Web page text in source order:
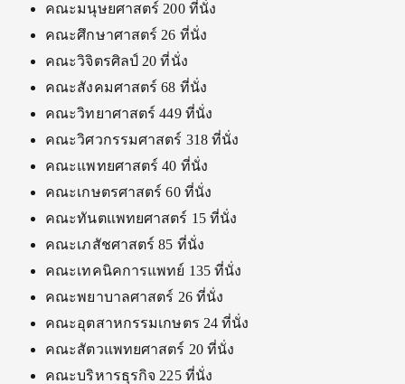
คณะมนุษยศาสตร์ 200 ที่นั่ง
คณะศึกษาศาสตร์ 26 ที่นั่ง
คณะวิจิตรศิลป์ 20 ที่นั่ง
คณะสังคมศาสตร์ 68 ที่นั่ง
คณะวิทยาศาสตร์ 449 ที่นั่ง
คณะวิศวกรรมศาสตร์ 318 ที่นั่ง
คณะแพทยศาสตร์ 40 ที่นั่ง
คณะเกษตรศาสตร์ 60 ที่นั่ง
คณะทันตแพทยศาสตร์ 15 ที่นั่ง
คณะเภสัชศาสตร์ 85 ที่นั่ง
คณะเทคนิคการแพทย์ 135 ที่นั่ง
คณะพยาบาลศาสตร์ 26 ที่นั่ง
คณะอุตสาหกรรมเกษตร 24 ที่นั่ง
คณะสัตวแพทยศาสตร์ 20 ที่นั่ง
คณะบริหารธุรกิจ 225 ที่นั่ง